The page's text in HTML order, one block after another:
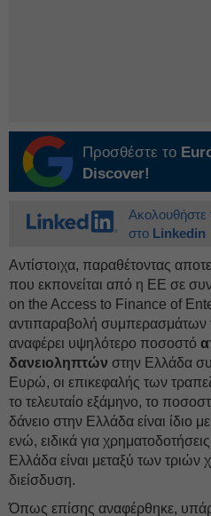
Προσθέστε το
Discover!
Ακολουθήστε
στο Linkedin
Αντίστοιχα, παραθέτοντας
που εκπονείται από η ΕΕ σε
on the Access to Finance of
αντιπαραβολή συμπερασμάτων
αναφέρει υψηλότερο ποσοστό
δανειοληπτών στην Ελλάδα
Ευρώ, οι επικεφαλής των
το τελευταίο εξάμηνο, το
δάνειο στην Ελλάδα είναι ίδιο
ενώ, ειδικά για
Ελλάδα είναι μεταξύ των
διείσδυση.
Όπως επίσης αναφέρθηκε,